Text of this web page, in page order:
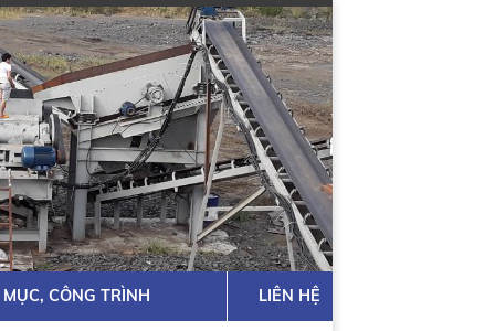
CÔNG TRÌNH LIÊN HỆ